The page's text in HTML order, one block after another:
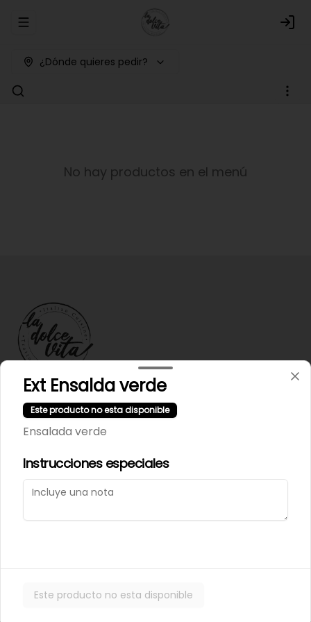
Abrir menu de navegación Login
¿Dónde quieres pedir?
No hay productos en el menú
Términos y condiciones
Política de privacidad
Mi cuenta
Iniciar sesión
Ext Ensalda verde
Este producto no esta disponible
Ensalada verde
Instrucciones especiales
Este producto no esta disponible